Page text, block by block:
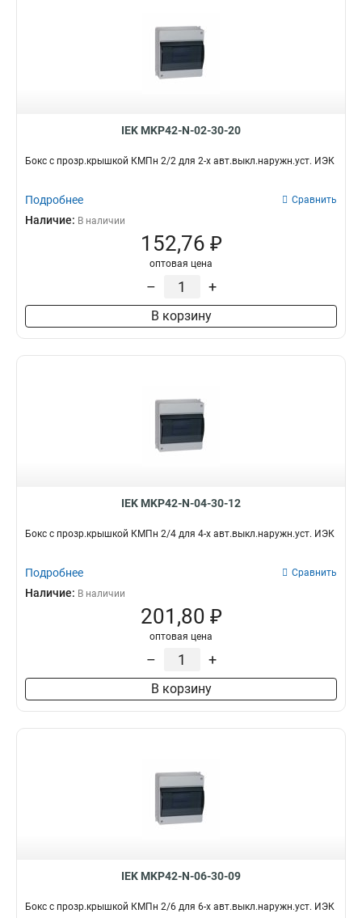
IEK MKP42-N-02-30-20
Бокс с прозр.крышкой КМПн 2/2 для 2-х авт.выкл.наружн.уст. ИЭК
Подробнее Сравнить
Наличие: В наличии
152,76 ₽
оптовая цена
– +
В корзину
IEK MKP42-N-04-30-12
Бокс с прозр.крышкой КМПн 2/4 для 4-х авт.выкл.наружн.уст. ИЭК
Подробнее Сравнить
Наличие: В наличии
201,80 ₽
оптовая цена
– +
В корзину
IEK MKP42-N-06-30-09
Бокс с прозр.крышкой КМПн 2/6 для 6-х авт.выкл.наружн.уст. ИЭК